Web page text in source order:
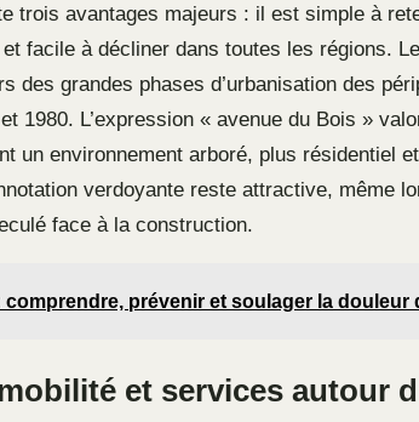
trois avantages majeurs : il est simple à
facile à décliner dans toutes les régions.
des grandes phases d’urbanisation des
1980. L’expression « avenue du Bois »
un environnement arboré, plus résidentiel
verdoyante reste attractive, même
face à la construction.
comprendre, prévenir et soulager la douleur
et services autour